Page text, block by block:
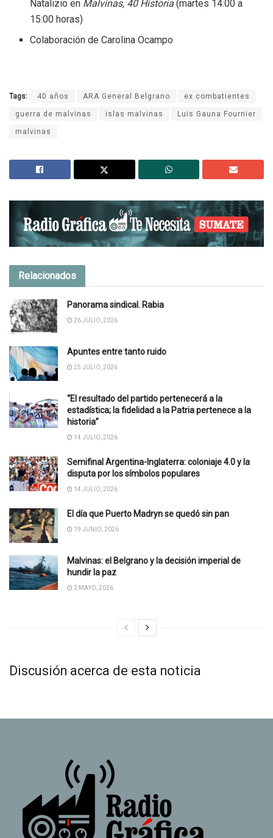
Natalizio en Malvinas, 40 Historia(martes 14:00 a
15:00 horas)
Colaboración de Carolina Ocampo
Tags: 40 años ARA General Belgrano ex combatientes
guerra de malvinas islas malvinas Luis Gauna Fournier
malvinas
Relacionados
Panorama sindical. Rabia
26 JULIO, 2026
Apuntes entre tanto ruido
25 JULIO, 2026
“El resultado del partido pertenecerá a la
estadística; la fidelidad a la Patria pertenece a la
historia”
14 JULIO, 2026
Semifinal Argentina-Inglaterra: coloniaje 4.0 y la
disputa por los símbolos populares
14 JULIO, 2026
El día que Puerto Madryn se quedó sin pan
19 JUNIO, 2026
Malvinas: el Belgrano y la decisión imperial de
hundir la paz
2 MAYO, 2026
Discusión acerca de esta noticia